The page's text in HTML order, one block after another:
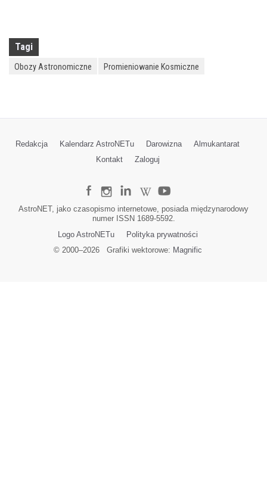
Tagi
Obozy Astronomiczne Promieniowanie Kosmiczne
Redakcja Kalendarz AstroNETu Darowizna
Almukantarat
Kontakt
Zaloguj
AstroNET, jako czasopismo internetowe, posiada międzynarodowy
numer ISSN 1689-5592.
Logo AstroNETu
Polityka prywatności
© 2000–2026Grafiki wektorowe: Magnific